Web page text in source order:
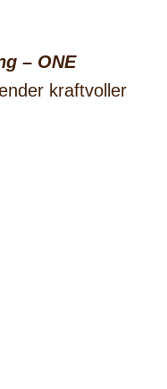
– ONE
kraftvoller